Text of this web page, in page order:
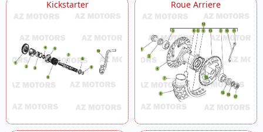
Kickstarter Roue Arriere